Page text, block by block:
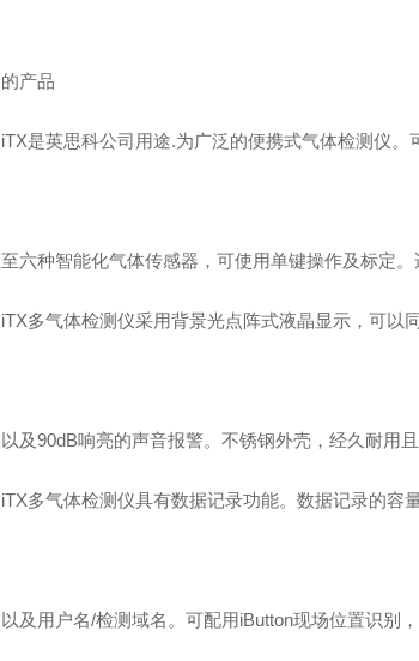
的产品
iTX是英思科公司用途.为广泛的便携式气体检测仪
至六种智能化气体传感器，可使用单键操作及标定
iTX多气体检测仪采用背景光点阵式液晶显示，可以
以及90dB响亮的声音报警。不锈钢外壳，经久耐用且
iTX多气体检测仪具有数据记录功能。数据记录的容
以及用户名/检测域名。可配用iButton现场位置识别